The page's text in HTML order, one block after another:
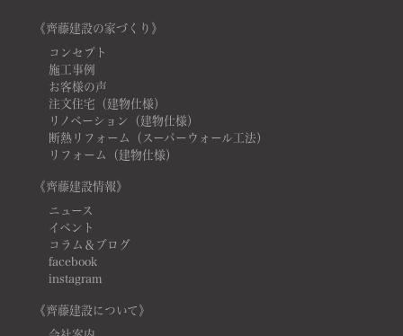
《齊藤建設の家づくり》
コンセプト
施工事例
お客様の声
注文住宅（建物仕様）
リノベーション（建物仕様）
断熱リフォーム（スーパーウォール工法）
リフォーム（建物仕様）
《齊藤建設情報》
ニュース
イベント
コラム＆ブログ
facebook
instagram
《齊藤建設について》